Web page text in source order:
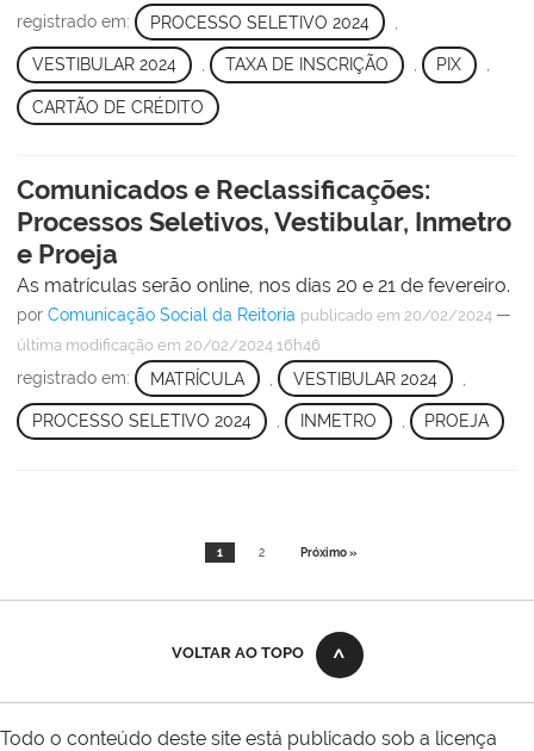
registrado em: PROCESSO SELETIVO 2024
VESTIBULAR 2024 , TAXA DE INSCRIÇÃO , PIX ,
CARTÃO DE CRÉDITO
Comunicados e Reclassificações:
Processos Seletivos, Vestibular, Inmetro
e Proeja
As matrículas serão online, nos dias 20 e 21 de fevereiro.
por Comunicação Social da Reitoria publicado em 20/02/2024 —
última modificação em 20/02/2024 16h46
registrado em: MATRÍCULA VESTIBULAR 2024
PROCESSO SELETIVO 2024 , INMETRO , PROEJA
1 2 Próximo »
VOLTAR AO TOPO
Todo o conteúdo deste site está publicado sob a licença